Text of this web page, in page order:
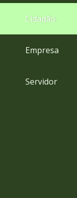
rodapé
Cidadão
Empresa
Servidor